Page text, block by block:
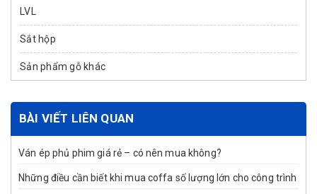
LVL
Sắt hộp
Sản phẩm gỗ khác
BÀI VIẾT LIÊN QUAN
Ván ép phủ phim giá rẻ – có nên mua không?
Những điều cần biết khi mua coffa số lượng lớn cho công trình